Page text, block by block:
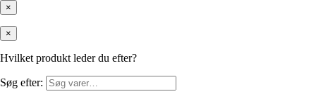
×
×
Hvilket produkt leder du efter?
Søg efter: